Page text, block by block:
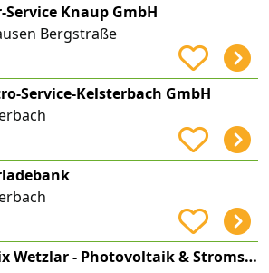
Service Knaup GmbH
Bergstraße
Service-Kelsterbach GmbH
enerix Wetzlar - Photovoltaik & Stromspeicher